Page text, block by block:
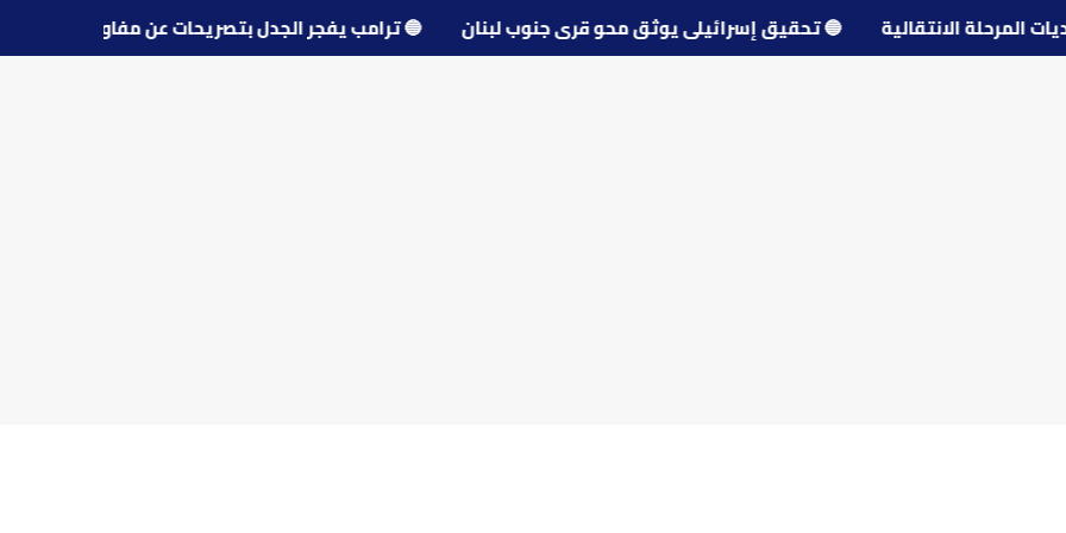
المرحلة الانتقالية 🔵تحقيق إسرائيلي يوثق محو قرى جنوب لبنان 🔵ترامب يفجر الجدل بتصريحات عن مفاوضات